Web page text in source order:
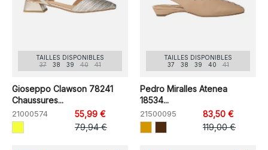
TAILLES DISPONIBLES
37
38 39 40 41
Gioseppo Clawson 78241
Chaussures...
21000574
55,99 €
79,94 €
TAILLES DISPONIBLES
37
38 39 40 41
Pedro Miralles Atenea
18534...
21500095
83,50 €
119,00 €